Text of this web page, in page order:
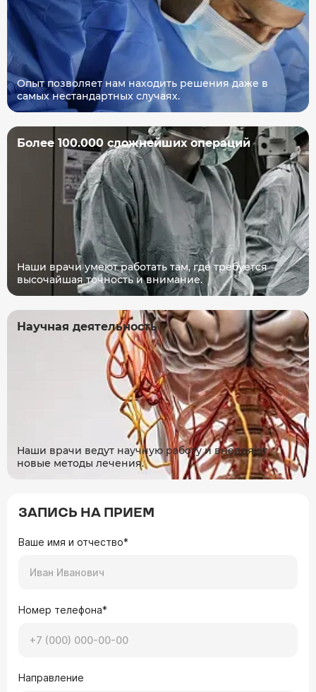
Опыт позволяет нам находить решения даже в
самых нестандартных случаях.
Более 100.000 сложнейших операций
Наши врачи умеют работать там, где требуется
высочайшая точность и внимание.
Научная деятельность
Наши врачи ведут научную работу и внедряют
новые методы лечения.
ЗАПИСЬ НА ПРИЕМ
Ваше имя и отчество*
Номер телефона*
Направление